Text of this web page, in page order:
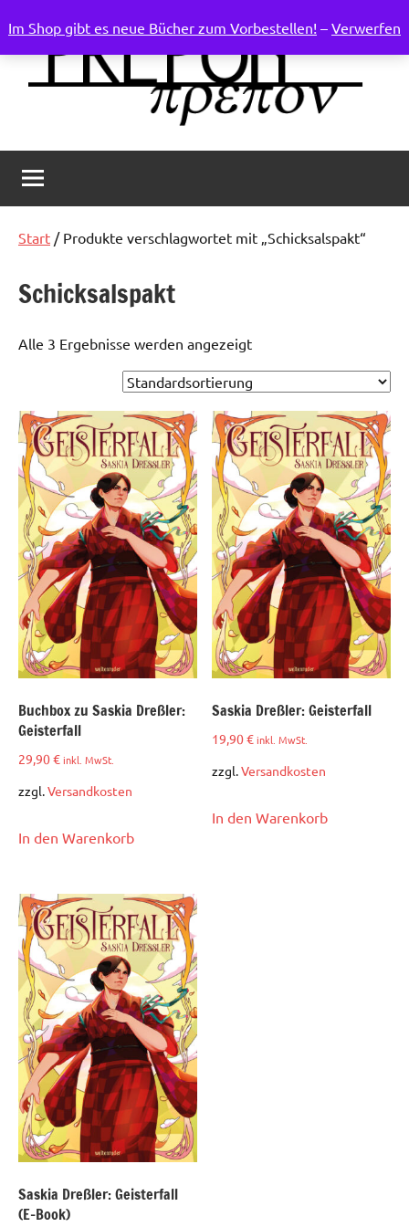
Im Shop gibt es neue Bücher zum Vorbestellen! – Verwerfen
Inhalt
Weltenruder
progressive
Phantastik
Start / Produkte verschlagwortet mit „Schicksalspakt“
Schicksalspakt
Alle 3 Ergebnisse werden angezeigt
Buchbox zu Saskia Dreßler:
Geisterfall
29,90€inkl. MwSt.
zzgl.Versandkosten
In den Warenkorb
Saskia Dreßler: Geisterfall
19,90€inkl. MwSt.
zzgl.Versandkosten
In den Warenkorb
Saskia Dreßler: Geisterfall
(E-Book)